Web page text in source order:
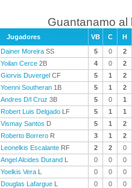
Guantanamo al
Jugadores VB C H
Dainer Moreira SS 5 0 2
Yoilan Cerce 2B 4 0 2
Giorvis Duvergel CF 5 1 2
Yoenni Southeran 1B 5 1 2
Andres D/l Cruz 3B 5 0 1
Robert Luis Delgado LF 5 1 1
Vismay Santos D 5 1 2
Roberto Borrero R 3 1 2
Leonelkis Escalante RF 2 2 0
Angel Alcides Durand L 0 0 0
Yoelkis Vera L 0 0 0
Douglas Lafargue L 0 0 0